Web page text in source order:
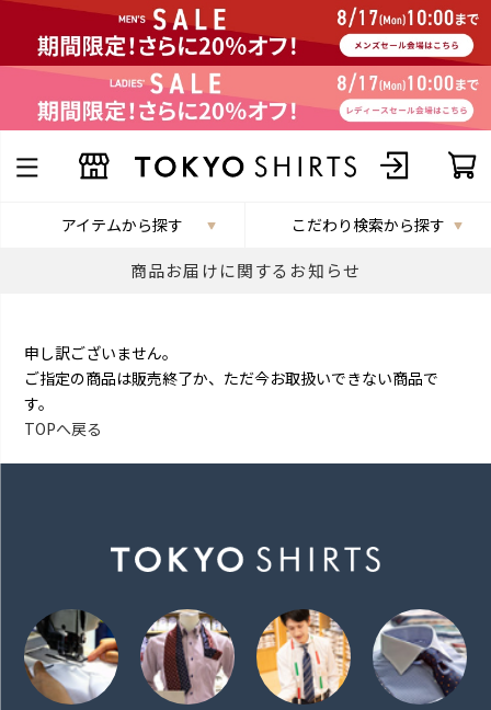
アイテムから探す こだわり検索から探す
商品お届けに関するお知らせ
申し訳ございません。
ご指定の商品は販売終了か、ただ今お取扱いできない商品で
す。
TOPへ戻る